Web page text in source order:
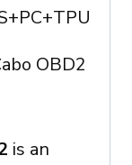
OBD2
is an